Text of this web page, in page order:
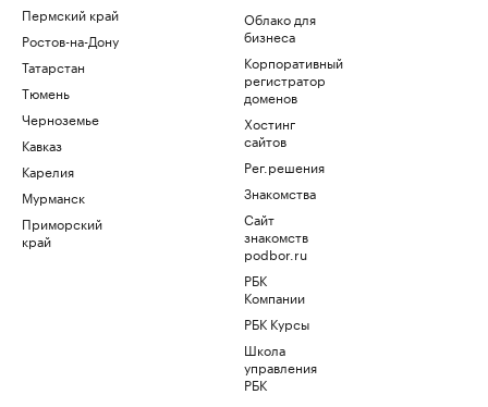
Пермский край
Ростов-на-Дону
Татарстан
Тюмень
Черноземье
Кавказ
Карелия
Мурманск
Приморский
край
Облако для
бизнеса
Корпоративный
регистратор
доменов
Хостинг
сайтов
Рег.решения
Знакомства
Сайт
знакомств
podbor.ru
РБК
Компании
РБК Курсы
Школа
управления
РБК